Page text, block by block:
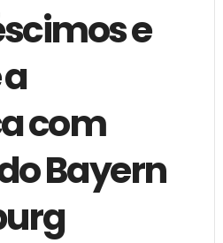
e
com
Bayern